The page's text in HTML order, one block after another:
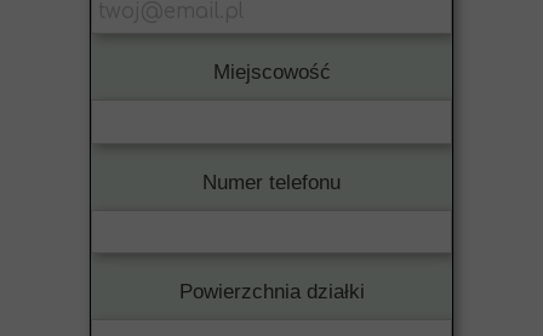
Miejscowość
Numer telefonu
Powierzchnia działki